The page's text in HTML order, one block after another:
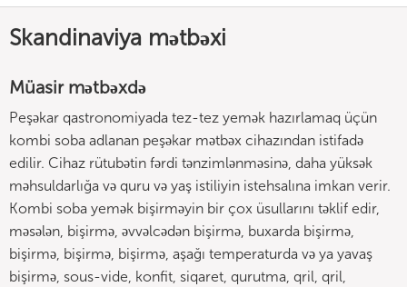
Skandinaviya mətbəxi
Müasir mətbəxdə
Peşəkar qastronomiyada tez-tez yemək hazırlamaq üçün
kombi soba adlanan peşəkar mətbəx cihazından istifadə
edilir. Cihaz rütubətin fərdi tənzimlənməsinə, daha yüksək
məhsuldarlığa və quru və yaş istiliyin istehsalına imkan verir.
Kombi soba yemək bişirməyin bir çox üsullarını təklif edir,
məsələn, bişirmə, əvvəlcədən bişirmə, buxarda bişirmə,
bişirmə, bişirmə, bişirmə, aşağı temperaturda və ya yavaş
bişirmə, sous-vide, konfit, siqaret, qurutma, qril, qril,